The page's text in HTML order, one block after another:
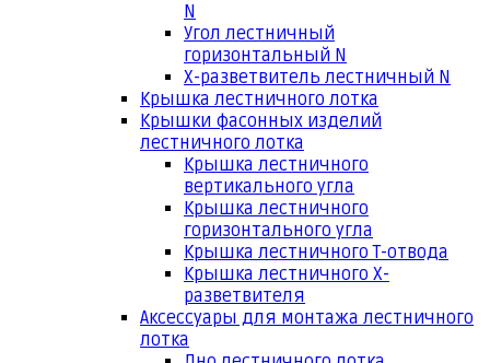
N
Угол лестничный
горизонтальный N
Х-разветвитель лестничный N
Крышка лестничного лотка
Крышки фасонных изделий
лестничного лотка
Крышка лестничного
вертикального угла
Крышка лестничного
горизонтального угла
Крышка лестничного Т-отвода
Крышка лестничного Х-
разветвителя
Аксессуары для монтажа лестничного
лотка